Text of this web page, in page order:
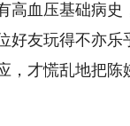
血压基础病史
好友玩得不亦
，才慌乱地把陈